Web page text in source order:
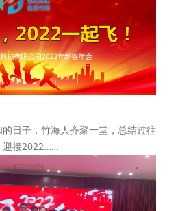
日子，竹海人齐聚一堂，总结过往
迎接2022……